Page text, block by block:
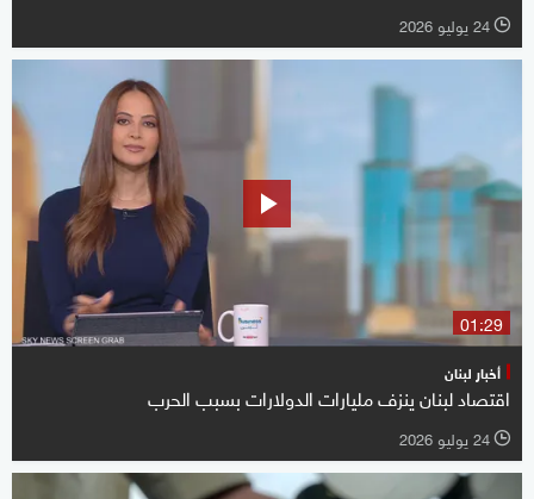
l 24 يوليو 2026
01:29
أخبار لبنان
اقتصاد لبنان ينزف مليارات الدولارات بسبب الحرب
l 24 يوليو 2026